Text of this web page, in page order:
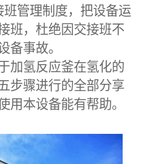
班管理制度，把设备运
班，杜绝因交接班不
备事故。
氢反应釜在氢化的
步骤进行的全部分享
用本设备能有帮助。